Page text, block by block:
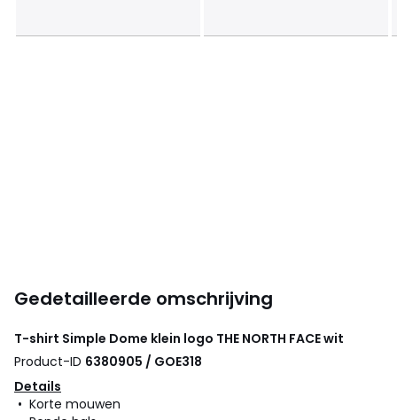
Gedetailleerde omschrijving
T-shirt Simple Dome klein logo THE NORTH FACEwit
Product-ID 6380905 / GOE318
Details
• Korte mouwen